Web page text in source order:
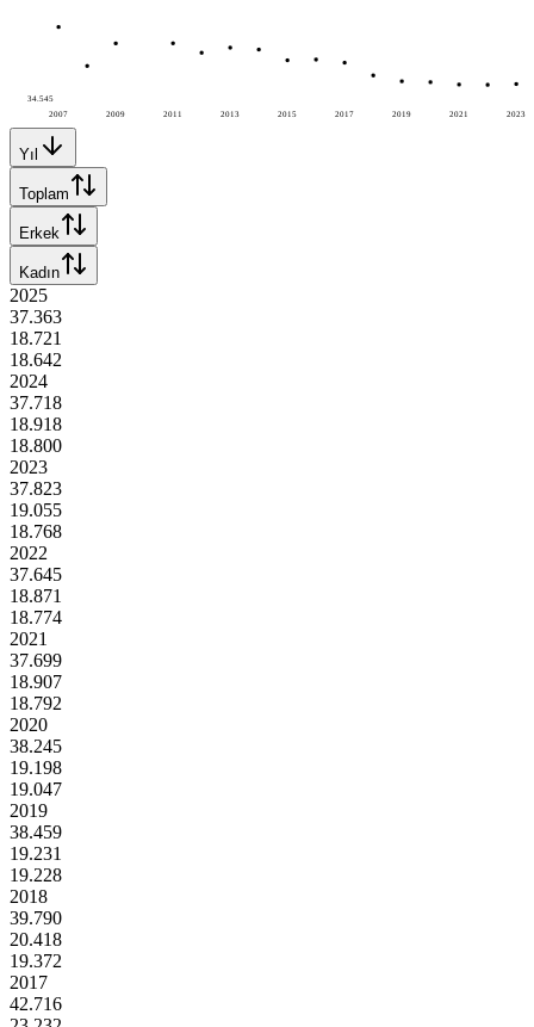
2007 2009 2011 2013 2015 2017 2019 2021 2023
34.545
Yıl
Toplam
Erkek
Kadın
2025
37.363
18.721
18.642
2024
37.718
18.918
18.800
2023
37.823
19.055
18.768
2022
37.645
18.871
18.774
2021
37.699
18.907
18.792
2020
38.245
19.198
19.047
2019
38.459
19.231
19.228
2018
39.790
20.418
19.372
2017
42.716